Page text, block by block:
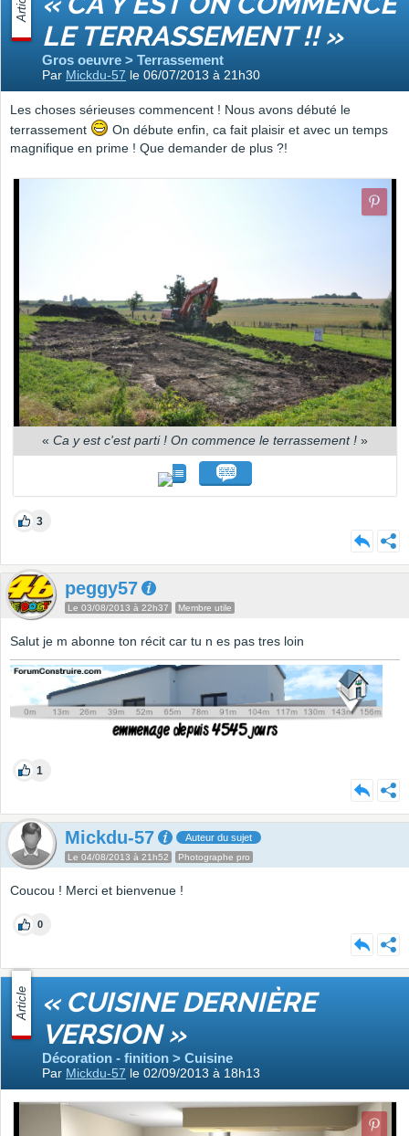
LE TERRASSEMENT !! »
Gros oeuvre > Terrassement
Par Mickdu-57 le 06/07/2013 à 21h30
Les choses sérieuses commencent ! Nous avons débuté le
terrassement
On débute enfin, ca fait plaisir et avec un temps
magnifique en prime ! Que demander de plus ?!
« Ca y est c'est parti ! On commence le terrassement ! »
3
peggy57
Le 03/08/2013 à 22h37 Membre utile
Salut je m abonne ton récit car tu n es pas tres loin
1
Mickdu-57 Auteur du sujet
Le 04/08/2013 à 21h52 Photographe pro
Coucou ! Merci et bienvenue !
0
Article « CUISINE DERNIÈRE
VERSION »
Décoration - finition > Cuisine
Par Mickdu-57 le 02/09/2013 à 18h13